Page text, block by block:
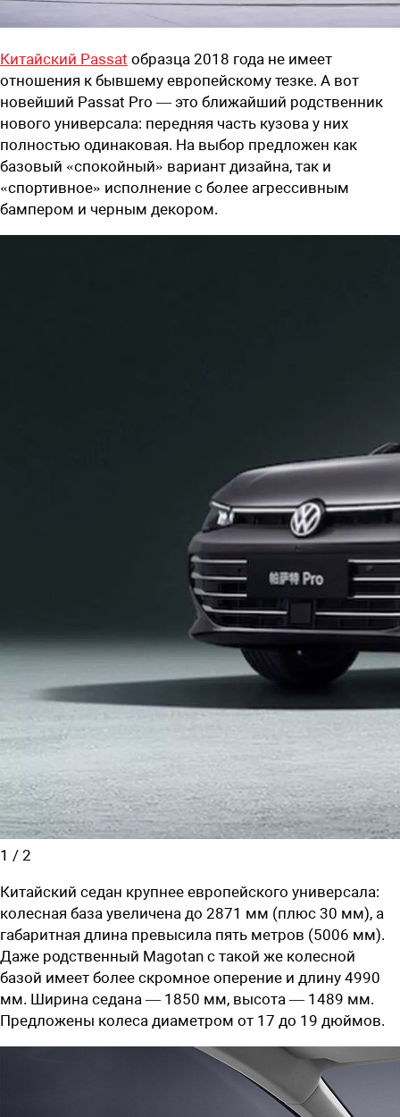
Китайский Passat образца 2018 года не имеет
отношения к бывшему европейскому тезке. А вот
новейший Passat Pro — это ближайший родственник
нового универсала: передняя часть кузова у них
полностью одинаковая. На выбор предложен как
базовый «спокойный» вариант дизайна, так и
«спортивное» исполнение с более агрессивным
бампером и черным декором.
1 / 2
Китайский седан крупнее европейского универсала:
колесная база увеличена до 2871 мм (плюс 30 мм), а
габаритная длина превысила пять метров (5006 мм).
Даже родственный Magotan с такой же колесной
базой имеет более скромное оперение и длину 4990
мм. Ширина седана — 1850 мм, высота — 1489 мм.
Предложены колеса диаметром от 17 до 19 дюймов.